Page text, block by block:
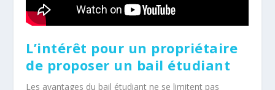
L’intérêt pour un propriétaire
de proposer un bail étudiant
Les avantages du bail étudiant ne se limitent pas